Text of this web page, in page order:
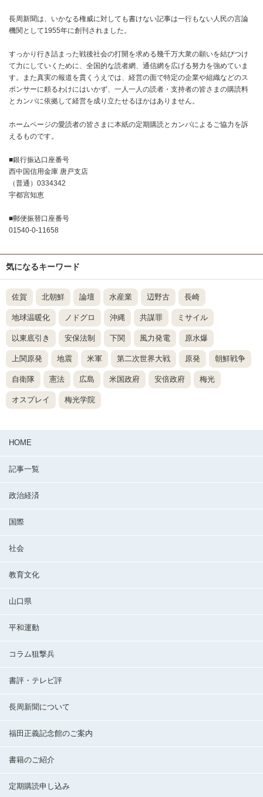
長周新聞は、いかなる権威に対しても書けない記事は一行もない人民の言論
機関として1955年に創刊されました。
すっかり行き詰まった戦後社会の打開を求める幾千万大衆の願いを結びつけ
て力にしていくために、全国的な読者網、通信網を広げる努力を強めていま
す。また真実の報道を貫くうえでは、経営の面で特定の企業や組織などのス
ポンサーに頼るわけにはいかず、一人一人の読者・支持者の皆さまの購読料
とカンパに依拠して経営を成り立たせるほかはありません。
ホームページの愛読者の皆さまに本紙の定期購読とカンパによるご協力を訴
えるものです。
■銀行振込口座番号
西中国信用金庫 唐戸支店
（普通）0334342
宇都宮知恵
■郵便振替口座番号
01540-0-11658
気になるキーワード
佐賀 北朝鮮 論壇 水産業 辺野古 長崎
地球温暖化 ノドグロ 沖縄 共謀罪 ミサイル
以東底引き 安保法制 下関 風力発電 原水爆
上関原発 地震 米軍 第二次世界大戦 原発 朝鮮戦争
自衛隊 憲法 広島 米国政府 安倍政府 梅光
オスプレイ 梅光学院
HOME
記事一覧
政治経済
国際
社会
教育文化
山口県
平和運動
コラム狙撃兵
書評・テレビ評
長周新聞について
福田正義記念館のご案内
書籍のご紹介
定期購読申し込み